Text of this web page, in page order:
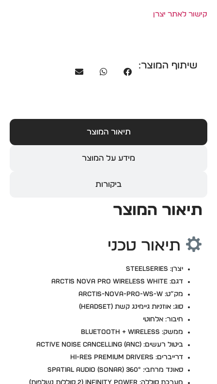
קישור לאתר יצרן
שיתוף המוצר:
תיאור המוצר
מידע על המוצר
ביקורות
תיאור המוצר
תיאור טכני
יצרן: SteelSeries
דגם: Arctis Nova Pro Wireless White
מק”ט: ARCTIS-NOVA-PRO-WS-W
סוג: אוזניות גיימינג קשת (Headset)
חיבור: אלחוטי
ממשק: Bluetooth + Wireless
ביטול רעשים: Active Noise Cancelling (ANC)
דרייברים: Hi-Res Premium Drivers
סאונד מרחבי: 360° Spatial Audio (Sonar)
מערכת סוללה: Infinity Power (2 סוללות נשלפות)